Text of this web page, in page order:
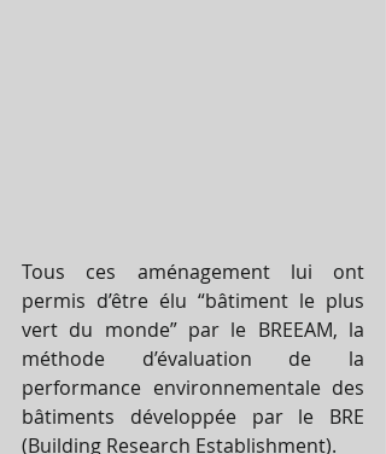
Tous ces aménagement lui ont
permis d’être élu “bâtiment le plus
vert du monde” par le BREEAM, la
méthode d’évaluation de la
performance environnementale des
bâtiments développée par le BRE
(Building Research Establishment).